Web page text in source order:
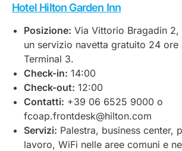
Hotel Hilton Garden Inn
Posizione: Via Vittorio Bragadin
un servizio navetta gratuito 24 ore
Terminal 3.
Check-in: 14:00
Check-out: 12:00
Contatti: +39 06 6525 9000 o
fcoap.frontdesk@hilton.com
Servizi: Palestra, business center,
lavoro, WiFi nelle aree comuni e